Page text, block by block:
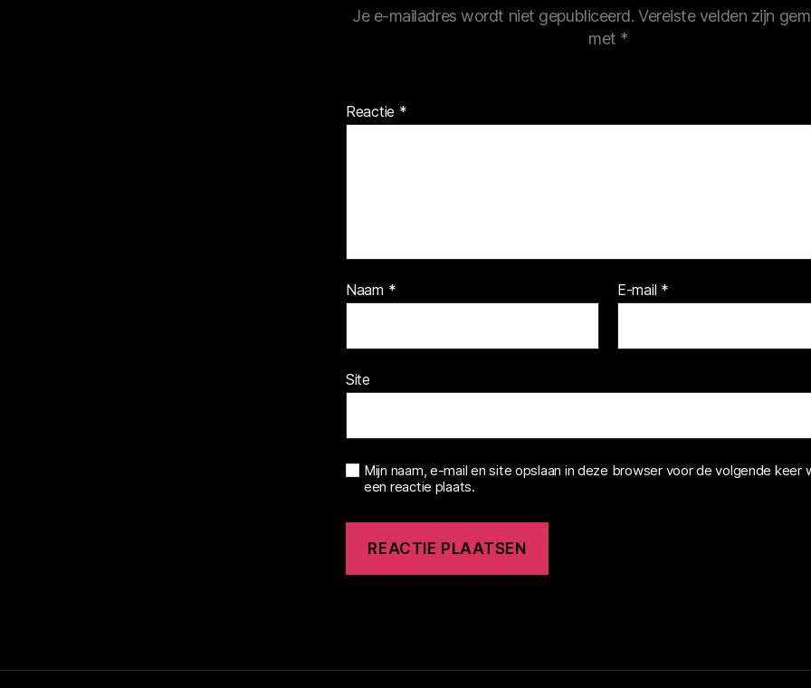
Je e-mailadres wordt niet gepubliceerd. Vereiste velden zijn
met *
Reactie *
Naam * E-mail *
Site
Mijn naam, e-mail en site opslaan in deze browser voor de volgende keer
een reactie plaats.